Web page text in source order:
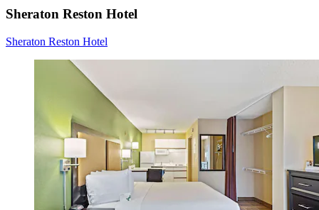
Sheraton Reston Hotel
Sheraton Reston Hotel